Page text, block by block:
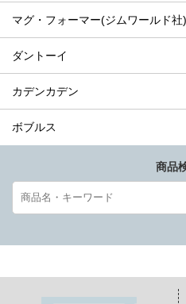
マグ・フォーマー(ジムワールド社)
ダントーイ
カデンカデン
ボブルス
商品